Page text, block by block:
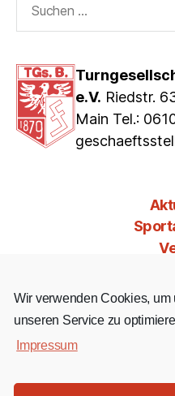
e.V. Riedstr.
Main Tel.:
nach:
Facebook
Wir verwenden Cookies, um
unseren Service zu
Impressum